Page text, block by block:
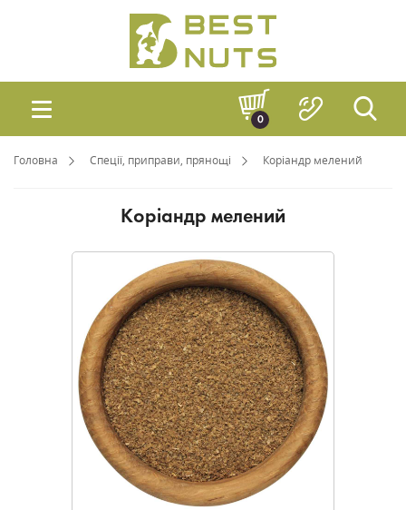
0
Головна Спеції, приправи, прянощі Коріандр мелений
Коріандр мелений